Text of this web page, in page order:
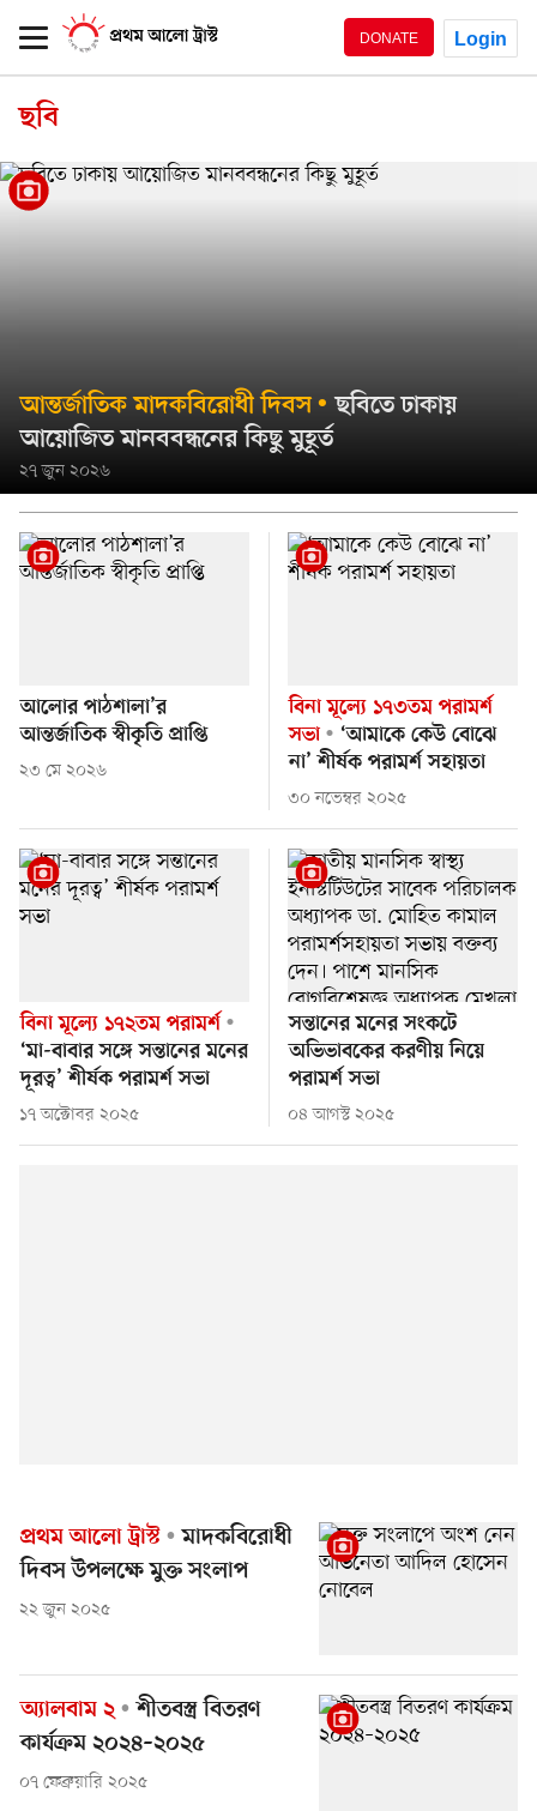
DONATE Login
ছবি
আন্তর্জাতিক মাদকবিরোধী দিবস
ছবিতে ঢাকায়
আয়োজিত মানববন্ধনের কিছু মুহূর্ত
২৭ জুন ২০২৬
আলোর পাঠশালা’র
আন্তর্জাতিক স্বীকৃতি প্রাপ্তি
২৩ মে ২০২৬
বিনা মূল্যে ১৭৩তম পরামর্শ
সভা
‘আমাকে কেউ বোঝে
না’ শীর্ষক পরামর্শ সহায়তা
৩০ নভেম্বর ২০২৫
বিনা মূল্যে ১৭২তম পরামর্শ
‘মা-বাবার সঙ্গে সন্তানের মনের
দূরত্ব’ শীর্ষক পরামর্শ সভা
১৭ অক্টোবর ২০২৫
সন্তানের মনের সংকটে
অভিভাবকের করণীয় নিয়ে
পরামর্শ সভা
০৪ আগস্ট ২০২৫
প্রথম আলো ট্রাস্ট
মাদকবিরোধী
দিবস উপলক্ষে মুক্ত সংলাপ
২২ জুন ২০২৫
অ্যালবাম ২
শীতবস্ত্র বিতরণ
কার্যক্রম ২০২৪–২০২৫
০৭ ফেব্রুয়ারি ২০২৫